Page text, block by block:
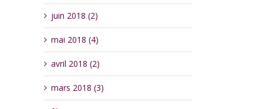
juin 2018 (2)
mai 2018 (4)
avril 2018 (2)
mars 2018 (3)